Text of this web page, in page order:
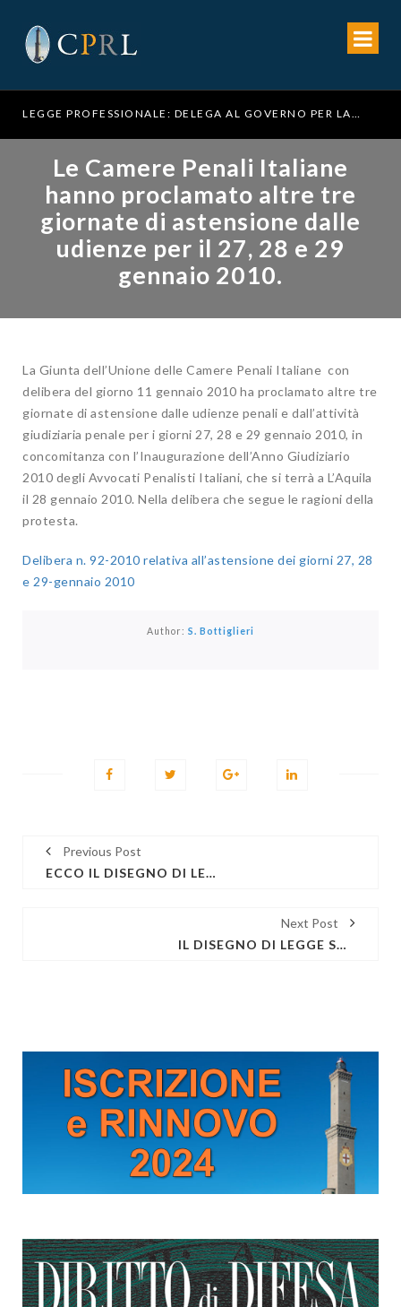
LEGGE PROFESSIONALE: DELEGA AL GOVERNO PER LA RIFORMA DELL’ORDINAMENTO FORENSE
Le Camere Penali Italiane
hanno proclamato altre tre
giornate di astensione dalle
udienze per il 27, 28 e 29
gennaio 2010.
La Giunta dell’Unione delle Camere Penali Italiane con
delibera del giorno 11 gennaio 2010 ha proclamato altre tre
giornate di astensione dalle udienze penali e dall’attività
giudiziaria penale per i giorni 27, 28 e 29 gennaio 2010, in
concomitanza con l’Inaugurazione dell’Anno Giudiziario
2010 degli Avvocati Penalisti Italiani, che si terrà a L’Aquila
il 28 gennaio 2010. Nella delibera che segue le ragioni della
protesta.
Delibera n. 92-2010 relativa all’astensione dei giorni 27, 28
e 29-gennaio 2010
Author: S. Bottiglieri
Previous Post
ECCO IL DISEGNO DI LEGGE SULLA RIFORMA DELLA MAGISTRATURA ONORARIA E SULLA COSTITUZIONE DELL'UFFICIO DEL GIUDICE DI PACE CIRCONDARIALE.
Next Post
IL DISEGNO DI LEGGE SUL C.D. "PROCESSO BREVE" HA SUPERATO OGGI L'ESAME DEL SENATO.